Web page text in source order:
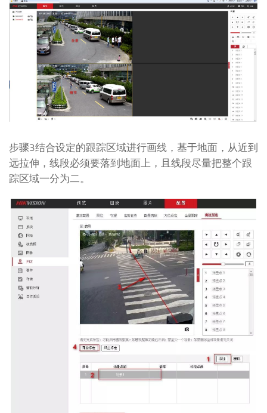
步骤3结合设定的跟踪区域进行画线，基于地面，从近到
远拉伸，线段必须要落到地面上，且线段尽量把整个跟
踪区域一分为二。